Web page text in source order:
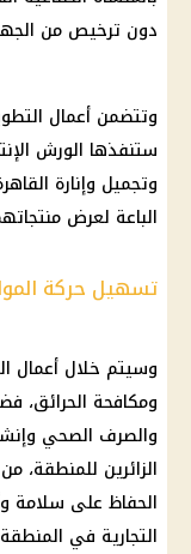
دون ترخيص من
ستنفذها الورش
وتجميل وإنارة
الباعة لعرض
تسهيل حركة
وسيتم خلال أعمال
ومكافحة الحرائق،
والصرف الصحي
الزائرين للمنطقة،
الحفاظ على سلامة
التجارية في